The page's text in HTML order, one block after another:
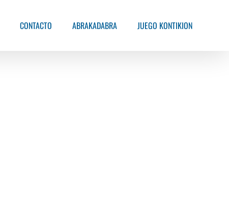
CONTACTO ABRAKADABRA JUEGO KONTIKION